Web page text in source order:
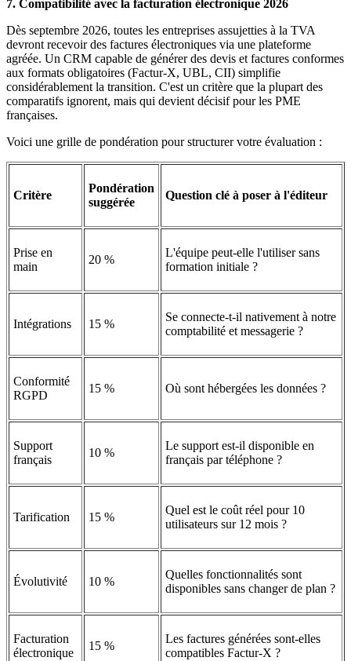
7. Compatibilité avec la facturation électronique 2026
Dès septembre 2026, toutes les entreprises assujetties à la TVA
devront recevoir des factures électroniques via une plateforme
agréée. Un CRM capable de générer des devis et factures conformes
aux formats obligatoires (Factur-X, UBL, CII) simplifie
considérablement la transition. C'est un critère que la plupart des
comparatifs ignorent, mais qui devient décisif pour les PME
françaises.
Voici une grille de pondération pour structurer votre évaluation :
Critère
Pondération
suggérée
Question clé à poser à l'éditeur
Prise en
main
20 %
L'équipe peut-elle l'utiliser sans
formation initiale ?
Intégrations 15 %
Se connecte-t-il nativement à notre
comptabilité et messagerie ?
Conformité
RGPD
15 % Où sont hébergées les données ?
Support
français
10 %
Le support est-il disponible en
français par téléphone ?
Tarification 15 %
Quel est le coût réel pour 10
utilisateurs sur 12 mois ?
Évolutivité 10 %
Quelles fonctionnalités sont
disponibles sans changer de plan ?
Facturation
électronique
15 %
Les factures générées sont-elles
compatibles Factur-X ?